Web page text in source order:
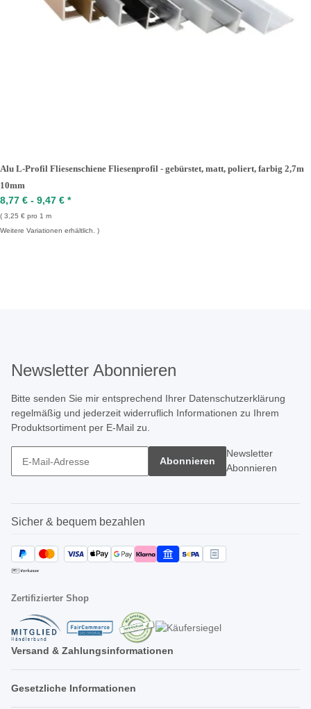
Alu L-Profil Fliesenschiene Fliesenprofil - gebürstet, matt, poliert, farbig 2,7m
10mm
8,77 € - 9,47 € *
3,25 € pro 1 m
Weitere Variationen erhältlich.
Newsletter Abonnieren
Bitte senden Sie mir entsprechend Ihrer Datenschutzerklärung
regelmäßig und jederzeit widerruflich Informationen zu Ihrem
Produktsortiment per E-Mail zu.
Abonnieren
Newsletter
Abonnieren
Sicher & bequem bezahlen
Zertifizierter Shop
Versand & Zahlungsinformationen
Gesetzliche Informationen